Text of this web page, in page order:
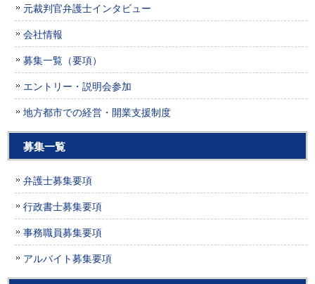
元裁判官弁護士インタビュー
会社情報
募集一覧（要項）
エントリー・説明会参加
地方都市での経営・開業支援制度
募集一覧
弁護士募集要項
行政書士募集要項
事務職員募集要項
アルバイト募集要項